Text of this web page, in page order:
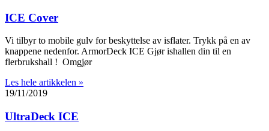
ICE Cover
Vi tilbyr to mobile gulv for beskyttelse av isflater. Trykk på en av
knappene nedenfor. ArmorDeck ICE Gjør ishallen din til en
flerbrukshall ! Omgjør
Les hele artikkelen »
19/11/2019
UltraDeck ICE